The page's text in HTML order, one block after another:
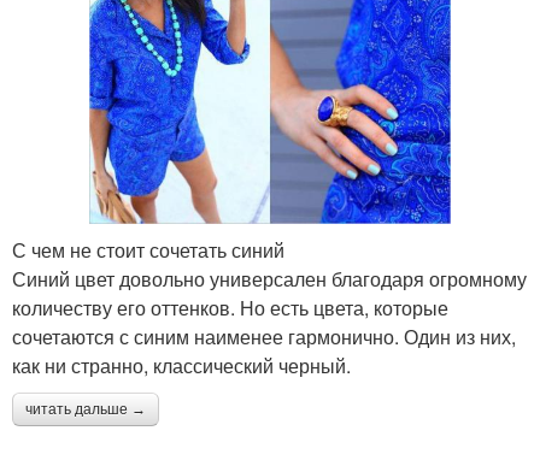
С чем не стоит сочетать синий
Синий цвет довольно универсален благодаря огромному
количеству его оттенков. Но есть цвета, которые
сочетаются с синим наименее гармонично. Один из них,
как ни странно, классический черный.
читать дальше →